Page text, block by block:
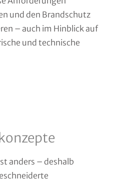
und den Brandschutz
– auch im Hinblick auf
und technische
anders – deshalb